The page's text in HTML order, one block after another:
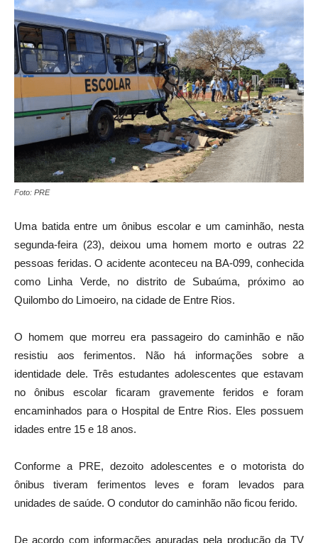
Foto: PRE
Uma batida entre um ônibus escolar e um caminhão, nesta
segunda-feira (23), deixou uma homem morto e outras 22
pessoas feridas. O acidente aconteceu na BA-099, conhecida
como Linha Verde, no distrito de Subaúma, próximo ao
Quilombo do Limoeiro, na cidade de Entre Rios.
O homem que morreu era passageiro do caminhão e não
resistiu aos ferimentos. Não há informações sobre a
identidade dele. Três estudantes adolescentes que estavam
no ônibus escolar ficaram gravemente feridos e foram
encaminhados para o Hospital de Entre Rios. Eles possuem
idades entre 15 e 18 anos.
Conforme a PRE, dezoito adolescentes e o motorista do
ônibus tiveram ferimentos leves e foram levados para
unidades de saúde. O condutor do caminhão não ficou ferido.
De acordo com informações apuradas pela produção da TV